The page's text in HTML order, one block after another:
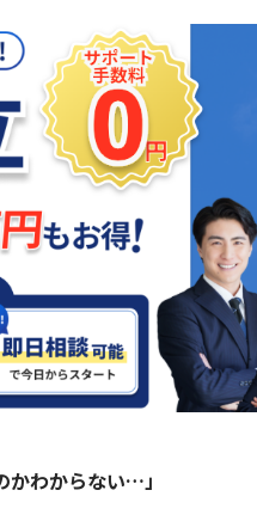
かわからない…」